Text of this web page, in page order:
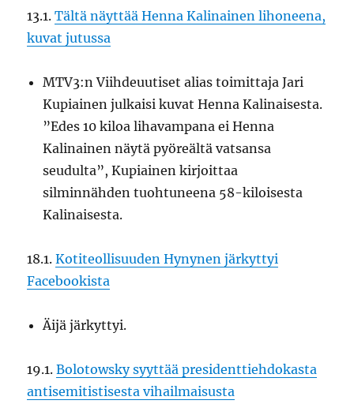
13.1.Tältä näyttää Henna Kalinainen lihoneena,
kuvat jutussa
MTV3:n Viihdeuutiset alias toimittaja Jari
Kupiainen julkaisi kuvat Henna Kalinaisesta.
”Edes 10 kiloa lihavampana ei Henna
Kalinainen näytä pyöreältä vatsansa
seudulta”, Kupiainen kirjoittaa
silminnähden tuohtuneena 58-kiloisesta
Kalinaisesta.
18.1.Kotiteollisuuden Hynynen järkyttyi
Facebookista
Äijä järkyttyi.
19.1.Bolotowsky syyttää presidenttiehdokasta
antisemitistisesta vihailmaisusta